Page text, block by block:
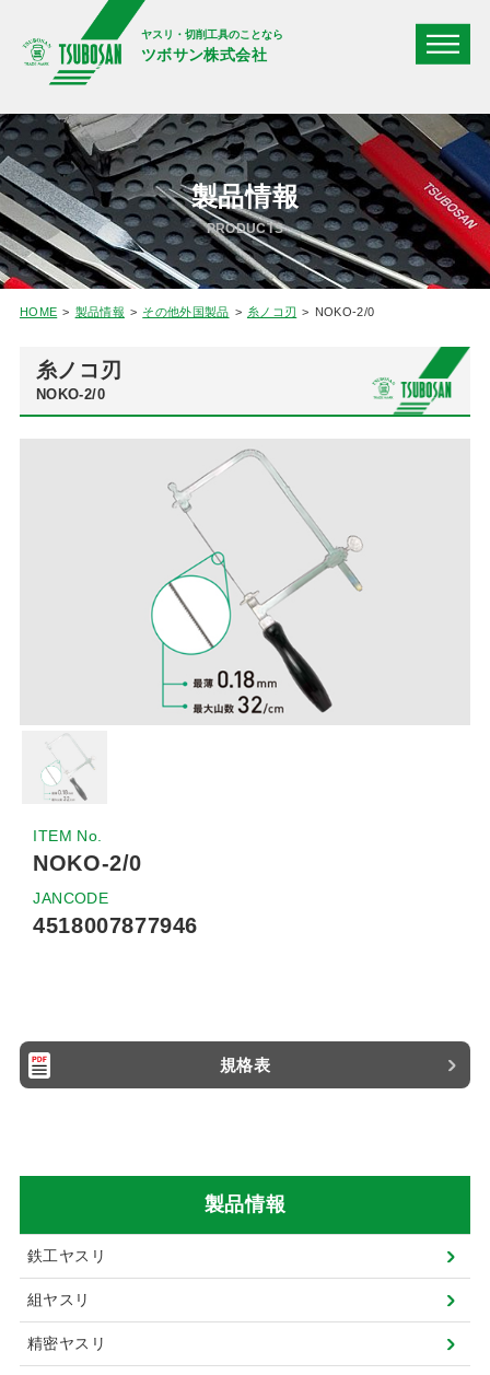
ヤスリ・切削工具のことなら
ツボサン株式会社
製品情報
PRODUCTS
HOME 製品情報 その他外国製品 糸ノコ刃 NOKO-2/0
糸ノコ刃
NOKO-2/0
ITEM No.
NOKO-2/0
JANCODE
4518007877946
規格表
製品情報
鉄工ヤスリ
組ヤスリ
精密ヤスリ